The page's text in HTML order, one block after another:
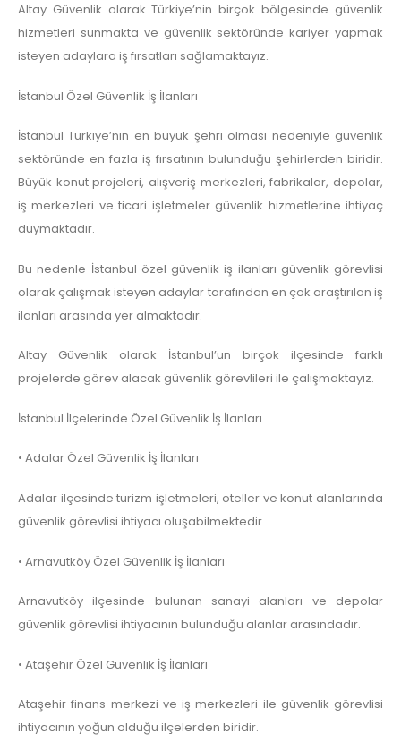
Altay Güvenlik olarak Türkiye’nin birçok bölgesinde güvenlik
hizmetleri sunmakta ve güvenlik sektöründe kariyer yapmak
isteyen adaylara iş fırsatları sağlamaktayız.
İstanbul Özel Güvenlik İş İlanları
İstanbul Türkiye’nin en büyük şehri olması nedeniyle güvenlik
sektöründe en fazla iş fırsatının bulunduğu şehirlerden biridir.
Büyük konut projeleri, alışveriş merkezleri, fabrikalar, depolar,
iş merkezleri ve ticari işletmeler güvenlik hizmetlerine ihtiyaç
duymaktadır.
Bu nedenle İstanbul özel güvenlik iş ilanları güvenlik görevlisi
olarak çalışmak isteyen adaylar tarafından en çok araştırılan iş
ilanları arasında yer almaktadır.
Altay Güvenlik olarak İstanbul’un birçok ilçesinde farklı
projelerde görev alacak güvenlik görevlileri ile çalışmaktayız.
İstanbul İlçelerinde Özel Güvenlik İş İlanları
• Adalar Özel Güvenlik İş İlanları
Adalar ilçesinde turizm işletmeleri, oteller ve konut alanlarında
güvenlik görevlisi ihtiyacı oluşabilmektedir.
• Arnavutköy Özel Güvenlik İş İlanları
Arnavutköy ilçesinde bulunan sanayi alanları ve depolar
güvenlik görevlisi ihtiyacının bulunduğu alanlar arasındadır.
• Ataşehir Özel Güvenlik İş İlanları
Ataşehir finans merkezi ve iş merkezleri ile güvenlik görevlisi
ihtiyacının yoğun olduğu ilçelerden biridir.